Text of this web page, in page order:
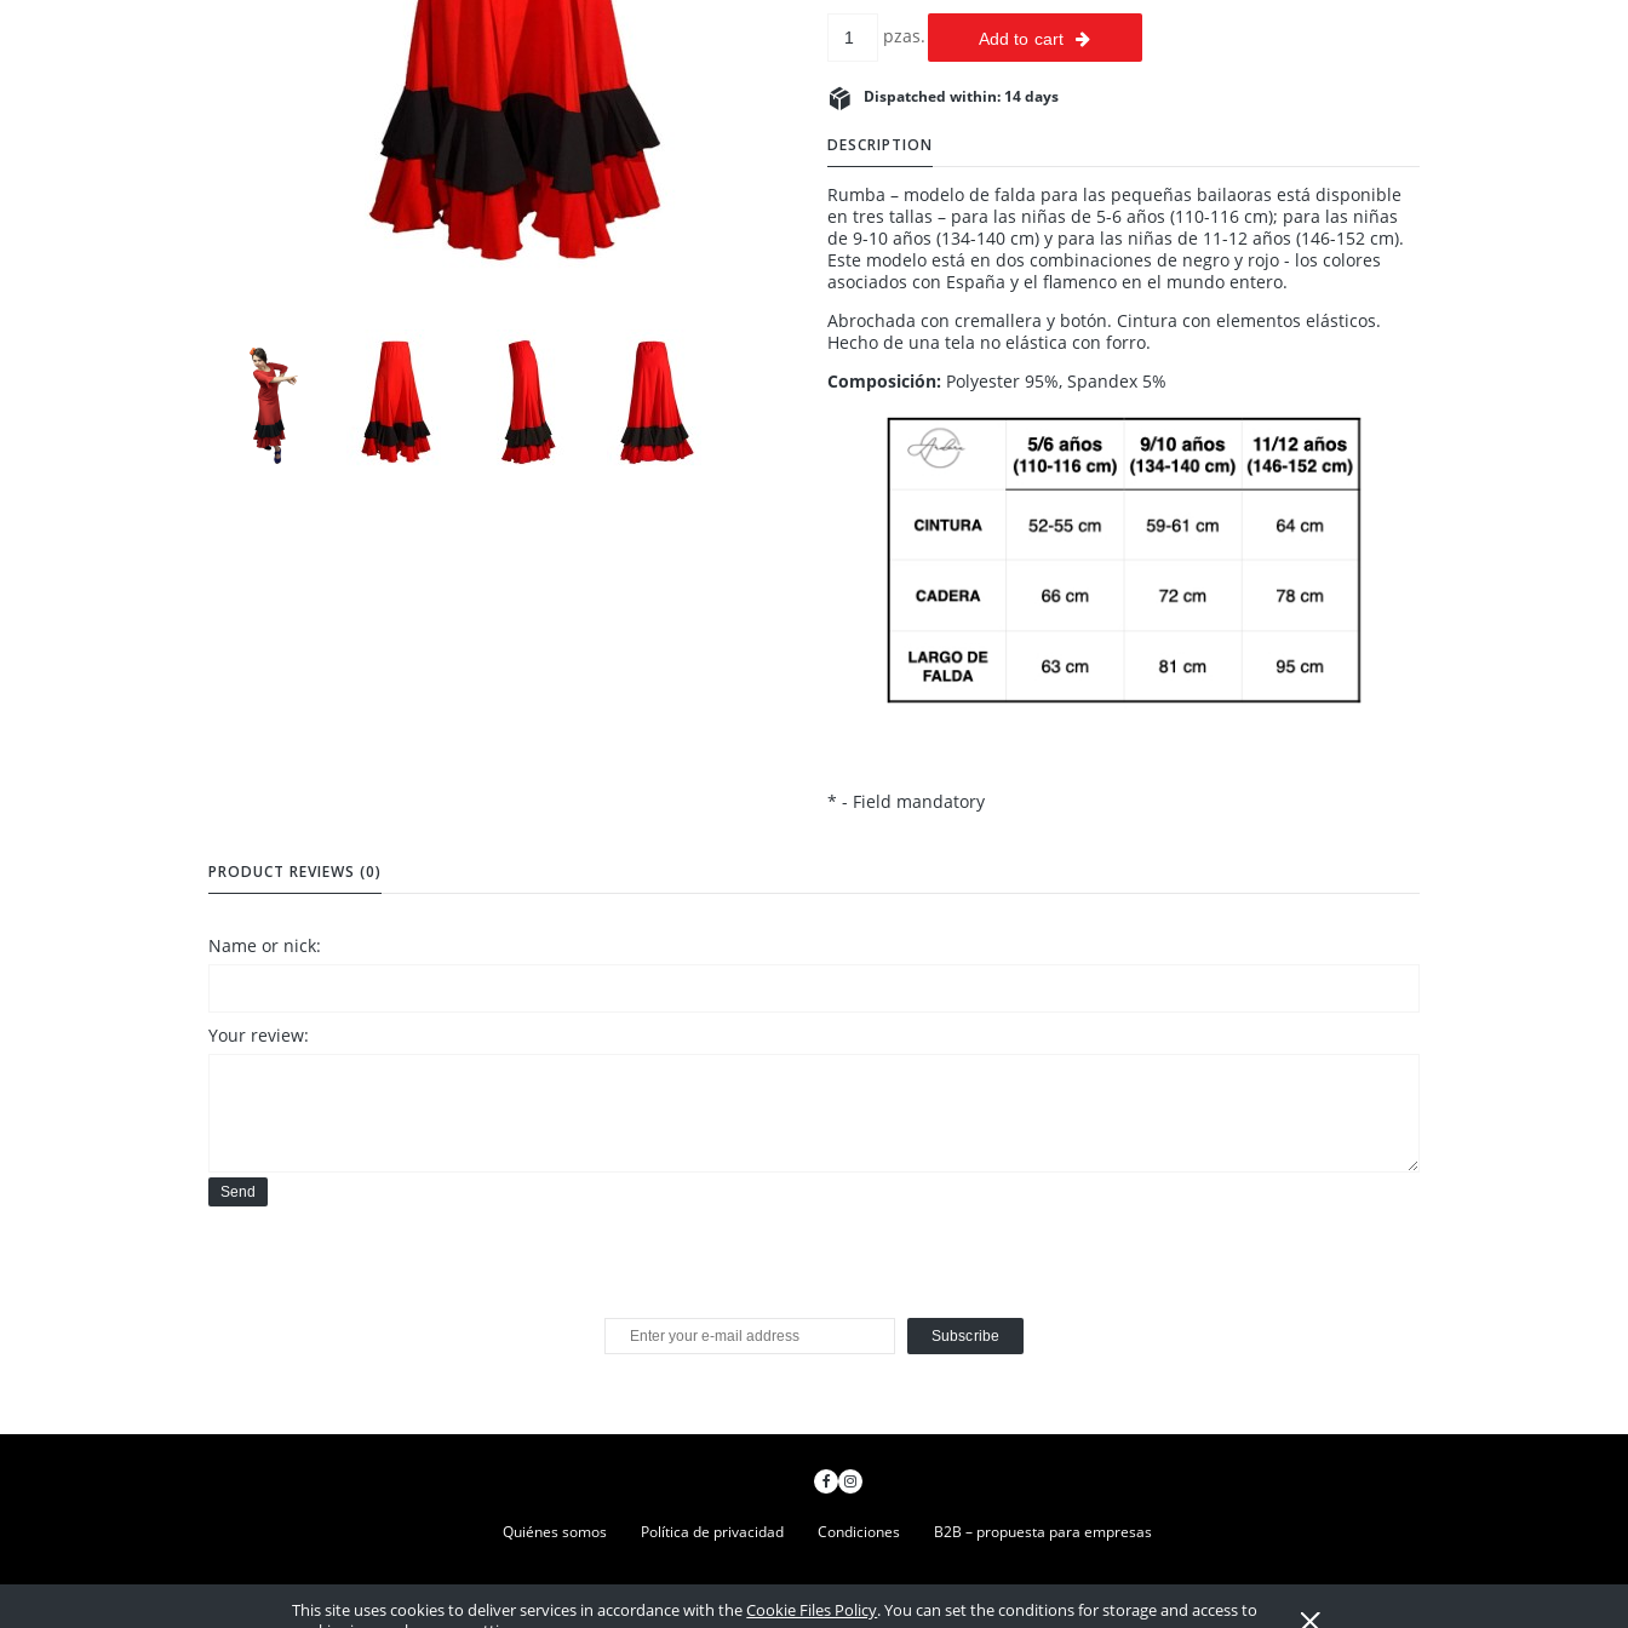
This site uses cookies to deliver services in accordance with theCookie Files Policy. You can set the conditions for storage and access to
pzas. Add to cart
Dispatched within: 14 days
DESCRIPTION
Rumba – modelo de falda para las pequeñas bailaoras está disponible
en tres tallas – para las niñas de 5-6 años (110-116 cm); para las niñas
de 9-10 años (134-140 cm) y para las niñas de 11-12 años (146-152 cm).
Este modelo está en dos combinaciones de negro y rojo - los colores
asociados con España y el flamenco en el mundo entero.
Abrochada con cremallera y botón. Cintura con elementos elásticos.
Hecho de una tela no elástica con forro.
Composición: Polyester 95%, Spandex 5%
* - Field mandatory
PRODUCT REVIEWS (0)
Name or nick:
Your review:
Send
Subscribe
Quiénes somos Política de privacidad Condiciones B2B – propuesta para empresas